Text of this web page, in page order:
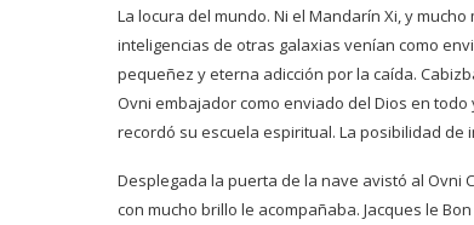
La locura del mundo. Ni el Mandarín Xi, y
inteligencias de otras galaxias venían como
pequeñez y eterna adicción por la caída.
Ovni embajador como enviado del Dios en
recordó su escuela espiritual. La posibilidad
Desplegada la puerta de la nave avistó al Ovni
con mucho brillo le acompañaba. Jacques le